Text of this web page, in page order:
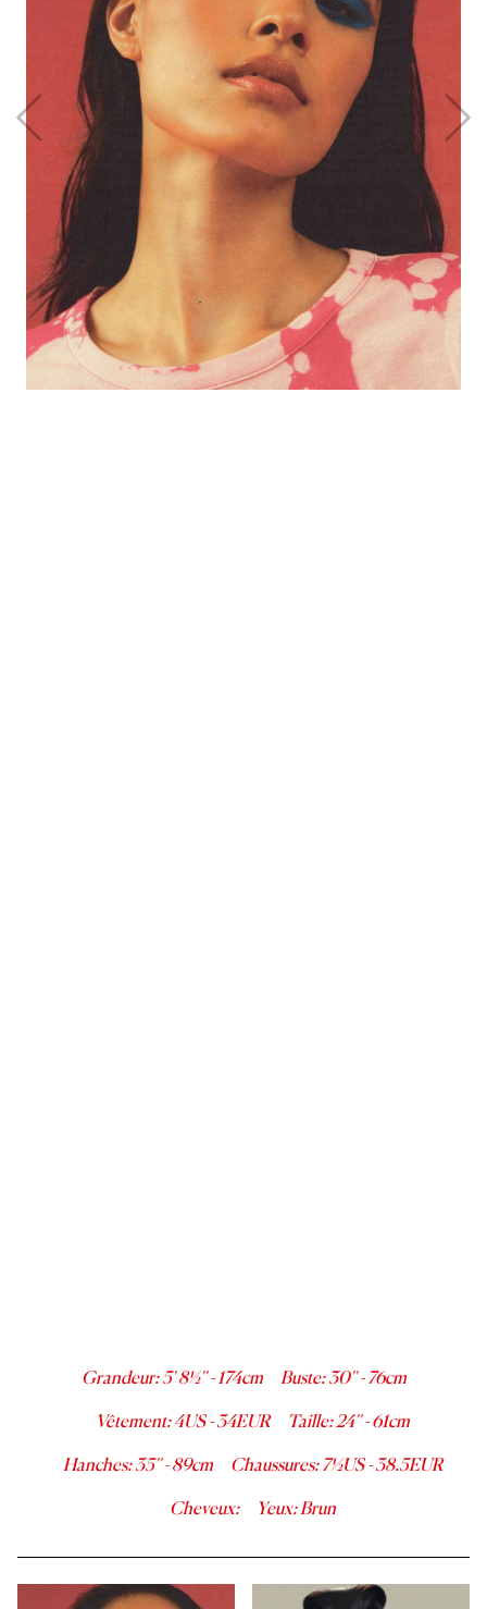
Grandeur:5' 8½''-174cm Buste:30''- 76cm
Vêtement:4US -34EUR Taille:24''-61cm
Hanches:35''-89cm Chaussures:7½US -38.5EUR
Cheveux: Yeux:Brun